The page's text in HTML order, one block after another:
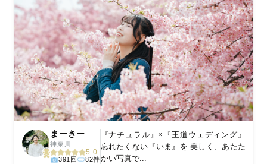
まーきー
神奈川
5.0
391回 82件
『ナチュラル』×『王道ウェディング』
忘れたくない『いま』を 美しく、あたた
かい写真で...